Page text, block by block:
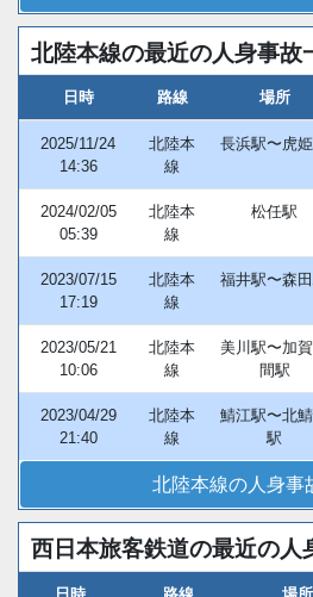
北陸本線の最近の人身事故
日時 路線 場所
2025/11/24
14:36
北陸本
線
長浜駅〜虎
2024/02/05
05:39
北陸本
線
松任駅
2023/07/15
17:19
北陸本
線
福井駅〜森
2023/05/21
10:06
北陸本
線
美川駅〜加
間駅
2023/04/29
21:40
北陸本
線
鯖江駅〜北
駅
北陸本線の人身事
西日本旅客鉄道の最近の人